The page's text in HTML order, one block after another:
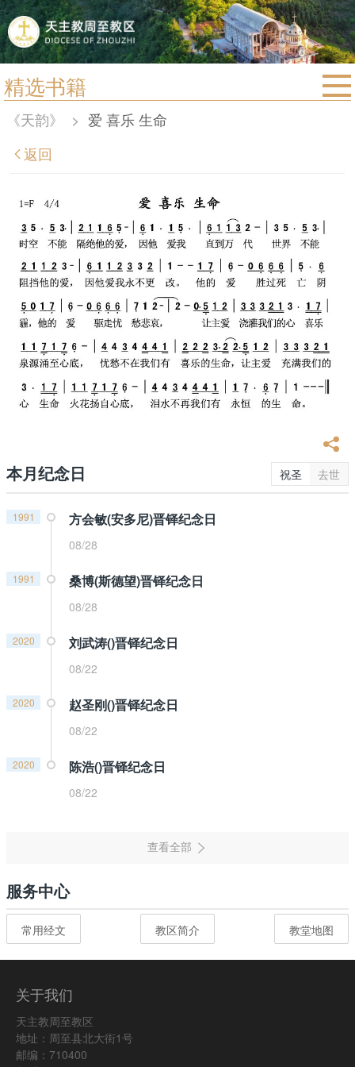
精选书籍
首页
宗教法规
教区简介
信仰文萃
教会圣月
《天韵》 > 爱 喜乐 生命
返回
本月纪念日 祝圣 去世
1991 方会敏(安多尼)晋铎纪念日
08/28
1991 桑博(斯德望)晋铎纪念日
08/28
2020 刘武涛()晋铎纪念日
08/22
2020 赵圣刚()晋铎纪念日
08/22
2020 陈浩()晋铎纪念日
08/22
服务中心
常用经文 教区简介 教堂地图
关于我们
天主教周至教区
地址：周至县北大街1号
邮编：710400